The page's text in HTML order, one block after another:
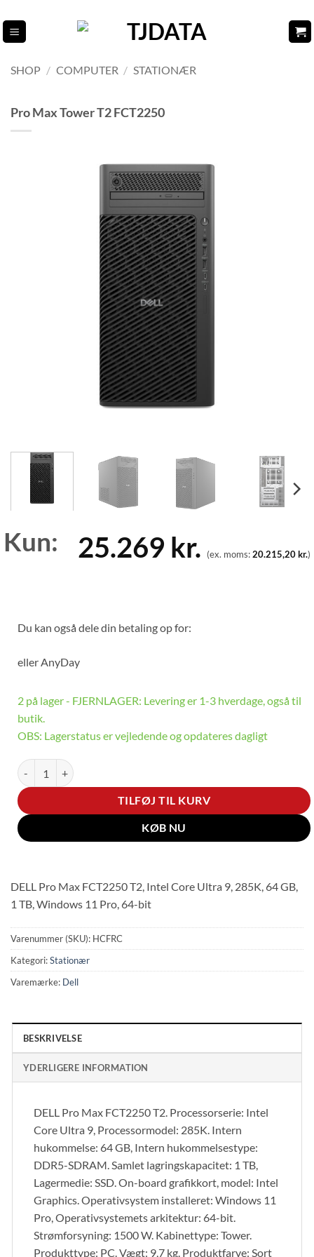
til
indhold
SHOP / COMPUTER / STATIONÆR
Pro Max Tower T2 FCT2250
Kun: 25.269 kr. (ex. moms:20.215,20kr.)
Du kan også dele din betaling op for:
ellerAnyDay
2 på lager - FJERNLAGER: Levering er 1-3 hverdage, også til
butik.
OBS: Lagerstatus er vejledende og opdateres dagligt
Pro Max Tower T2 FCT2250 antal
TILFØJ TIL KURV
KØB NU
DELL Pro Max FCT2250 T2, Intel Core Ultra 9, 285K, 64 GB,
1 TB, Windows 11 Pro, 64-bit
Varenummer (SKU): HCFRC
Kategori:Stationær
Varemærke: Dell
BESKRIVELSE
YDERLIGERE INFORMATION
DELL Pro Max FCT2250 T2. Processorserie: Intel
Core Ultra 9, Processormodel: 285K. Intern
hukommelse: 64 GB, Intern hukommelsestype:
DDR5-SDRAM. Samlet lagringskapacitet: 1 TB,
Lagermedie: SSD. On-board grafikkort, model: Intel
Graphics. Operativsystem installeret: Windows 11
Pro, Operativsystemets arkitektur: 64-bit.
Strømforsyning: 1500 W. Kabinettype: Tower.
Produkttype: PC. Vægt: 9,7 kg. Produktfarve: Sort